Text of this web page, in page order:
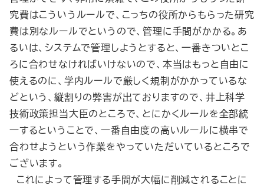
究費はこういうルールで、こっちの役所からもらった研究
費は別なルールでというので、管理に手間がかかる。あ
るいは、システムで管理しようとすると、一番きついとこ
ろに合わせなければいけないので、本当はもっと自由に
使えるのに、学内ルールで厳しく規制がかかっているな
どという、縦割りの弊害が出ておりますので、井上科学
技術政策担当大臣のところで、とにかくルールを全部統
一するということで、一番自由度の高いルールに横串で
合わせようという作業をやっていただいているところで
ございます。
これによって管理する手間が大幅に削減されることに